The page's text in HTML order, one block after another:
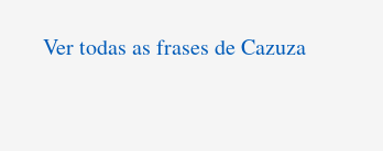
Ver todas as frases de Cazuza